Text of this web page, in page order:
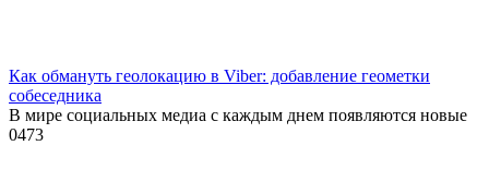
Как обмануть геолокацию в Viber: добавление геометки
собеседника
В мире социальных медиа с каждым днем появляются новые
0473